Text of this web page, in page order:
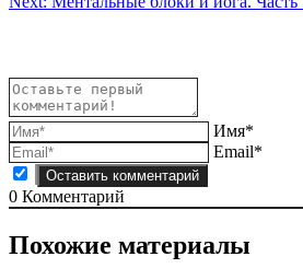
Имя*
Email*
0 Комментарий
Похожие материалы